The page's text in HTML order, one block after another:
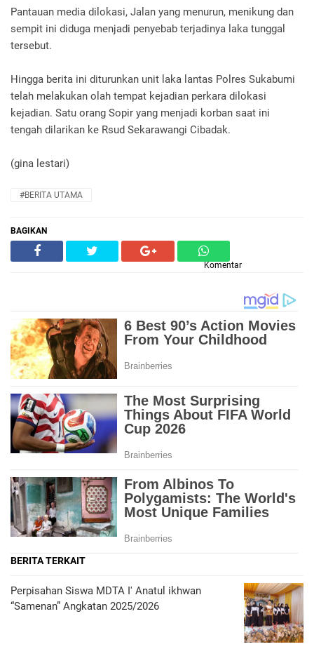
Pantauan media dilokasi, Jalan yang menurun, menikung dan
sempit ini diduga menjadi penyebab terjadinya laka tunggal
tersebut.
Hingga berita ini diturunkan unit laka lantas Polres Sukabumi
telah melakukan olah tempat kejadian perkara dilokasi
kejadian. Satu orang Sopir yang menjadi korban saat ini
tengah dilarikan ke Rsud Sekarawangi Cibadak.
(gina lestari)
#BERITA UTAMA
BAGIKAN
Komentar
BERITA TERKAIT
Perpisahan Siswa MDTA I' Anatul ikhwan
“Samenan” Angkatan 2025/2026